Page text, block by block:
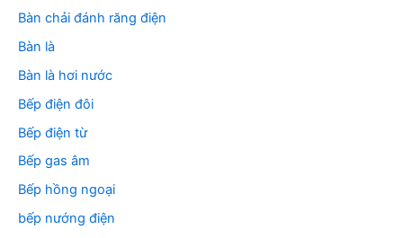
Bàn chải đánh răng điện
Bàn là
Bàn là hơi nước
Bếp điện đôi
Bếp điện từ
Bếp gas âm
Bếp hồng ngoại
bếp nướng điện